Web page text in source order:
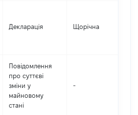
Декларація Щорічна
Повідомлення
про суттєві
зміни y
майновому
стані
-